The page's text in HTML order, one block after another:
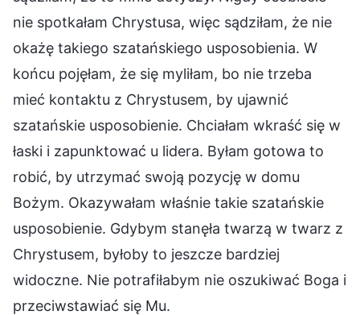
nie spotkałam Chrystusa, więc sądziłam, że nie
okażę takiego szatańskiego usposobienia. W
końcu pojęłam, że się myliłam, bo nie trzeba
mieć kontaktu z Chrystusem, by ujawnić
szatańskie usposobienie. Chciałam wkraść się w
łaski i zapunktować u lidera. Byłam gotowa to
robić, by utrzymać swoją pozycję w domu
Bożym. Okazywałam właśnie takie szatańskie
usposobienie. Gdybym stanęła twarzą w twarz z
Chrystusem, byłoby to jeszcze bardziej
widoczne. Nie potrafiłabym nie oszukiwać Boga i
przeciwstawiać się Mu.